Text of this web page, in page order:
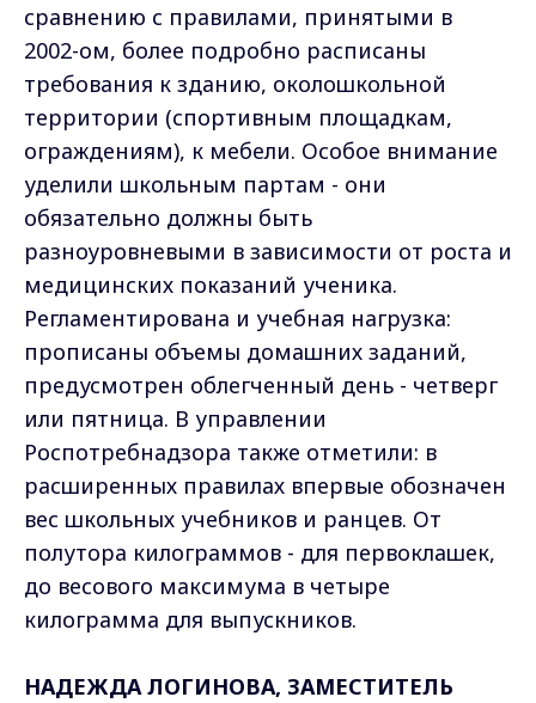
сравнению с правилами, принятыми в
2002-ом, более подробно расписаны
требования к зданию, околошкольной
территории (спортивным площадкам,
ограждениям), к мебели. Особое внимание
уделили школьным партам - они
обязательно должны быть
разноуровневыми в зависимости от роста и
медицинских показаний ученика.
Регламентирована и учебная нагрузка:
прописаны объемы домашних заданий,
предусмотрен облегченный день - четверг
или пятница. В управлении
Роспотребнадзора также отметили: в
расширенных правилах впервые обозначен
вес школьных учебников и ранцев. От
полутора килограммов - для первоклашек,
до весового максимума в четыре
килограмма для выпускников.
НАДЕЖДА ЛОГИНОВА, ЗАМЕСТИТЕЛЬ